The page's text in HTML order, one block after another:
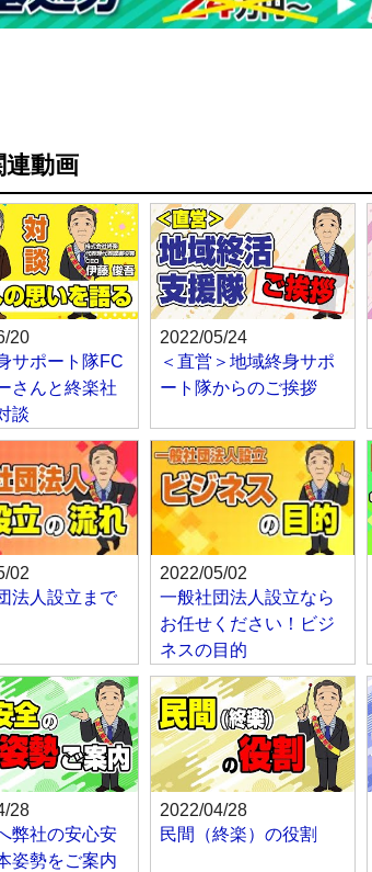
動画
20
サポート隊FC
さんと終楽社
談
2022/05/24
＜直営＞地域終身サポ
ート隊からのご挨拶
02
法人設立まで
2022/05/02
一般社団法人設立なら
お任せください！ビジ
ネスの目的
28
弊社の安心安
姿勢をご案内
2022/04/28
民間（終楽）の役割